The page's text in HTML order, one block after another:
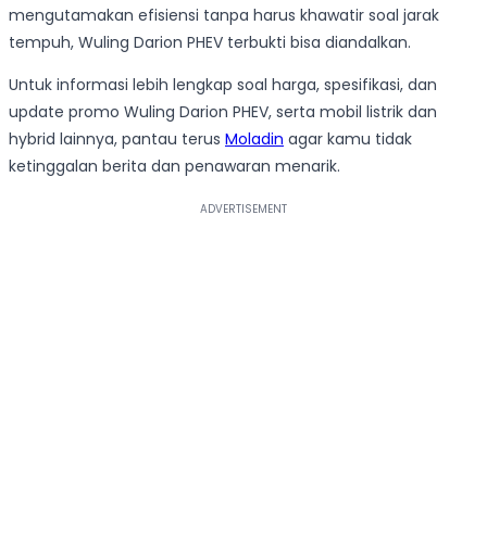
mengutamakan efisiensi tanpa harus khawatir soal jarak
tempuh, Wuling Darion PHEV terbukti bisa diandalkan.
Untuk informasi lebih lengkap soal harga, spesifikasi, dan
update promo Wuling Darion PHEV, serta mobil listrik dan
hybrid lainnya, pantau terus Moladin agar kamu tidak
ketinggalan berita dan penawaran menarik.